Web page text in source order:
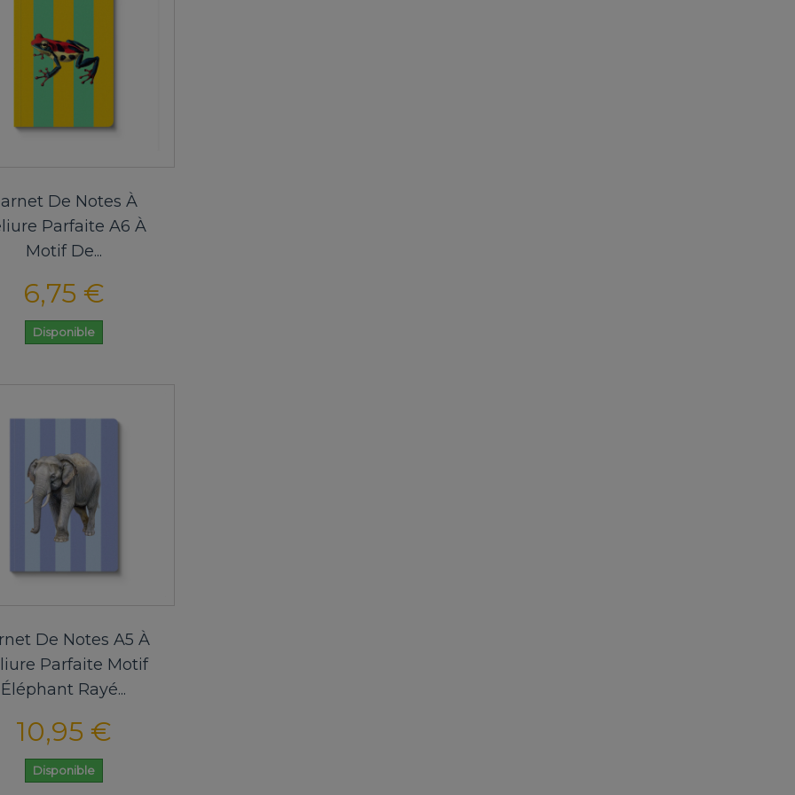
De Notes À
Parfaite A6 À
Motif De...
6,75 €
Disponible
De Notes A5 À
Parfaite Motif
Éléphant Rayé...
10,95 €
Disponible